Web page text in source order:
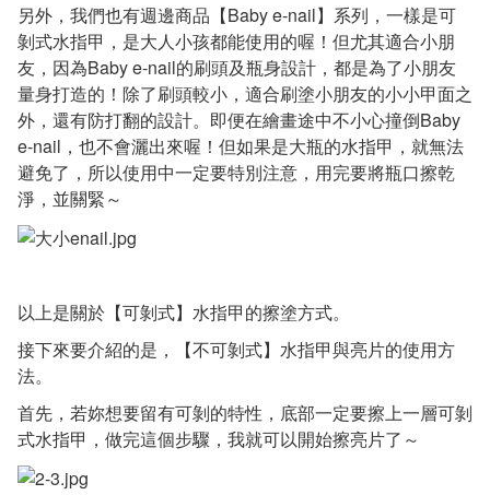
另外，我們也有週邊商品【Baby e-nail】系列，一樣是可
剝式水指甲，是大人小孩都能使用的喔！但尤其適合小朋
友，因為Baby e-nail的刷頭及瓶身設計，都是為了小朋友
量身打造的！除了刷頭較小，適合刷塗小朋友的小小甲面之
外，還有防打翻的設計。即便在繪畫途中不小心撞倒Baby
e-nail，也不會灑出來喔！但如果是大瓶的水指甲，就無法
避免了，所以使用中一定要特別注意，用完要將瓶口擦乾
淨，並關緊～
以上是關於【可剝式】水指甲的擦塗方式。
接下來要介紹的是，【不可剝式】水指甲與亮片的使用方
法。
首先，若妳想要留有可剝的特性，底部一定要擦上一層可剝
式水指甲，做完這個步驟，我就可以開始擦亮片了～